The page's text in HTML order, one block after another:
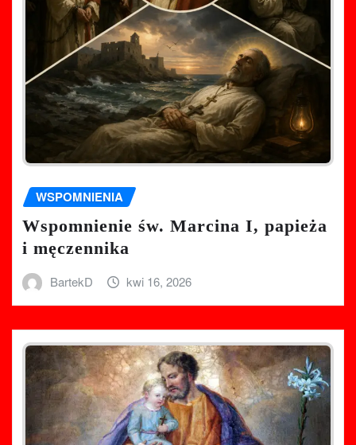
WSPOMNIENIA
Wspomnienie św. Marcina I, papieża
i męczennika
BartekD kwi 16, 2026